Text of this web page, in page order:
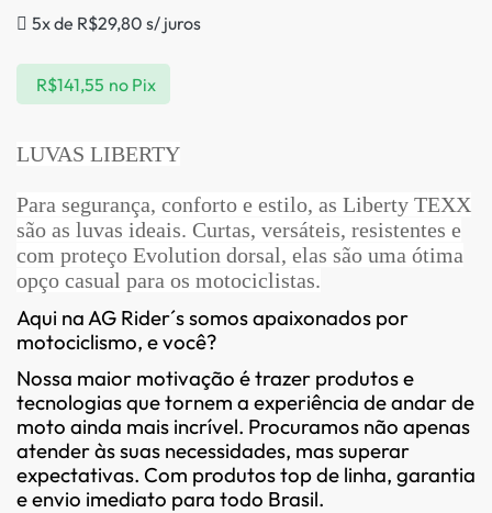
5x de R$29,80 s/ juros
R$141,55 no Pix
LUVAS LIBERTY
Para segurança, conforto e estilo, as Liberty TEXX
são as luvas ideais. Curtas, versáteis, resistentes e
com proteço Evolution dorsal, elas são uma ótima
opço casual para os motociclistas.
Aqui na AG Rider´s somos apaixonados por
motociclismo, e você?
Nossa maior motivação é trazer produtos e
tecnologias que tornem a experiência de andar de
moto ainda mais incrível. Procuramos não apenas
atender às suas necessidades, mas superar
expectativas. Com produtos top de linha, garantia
e envio imediato para todo Brasil.